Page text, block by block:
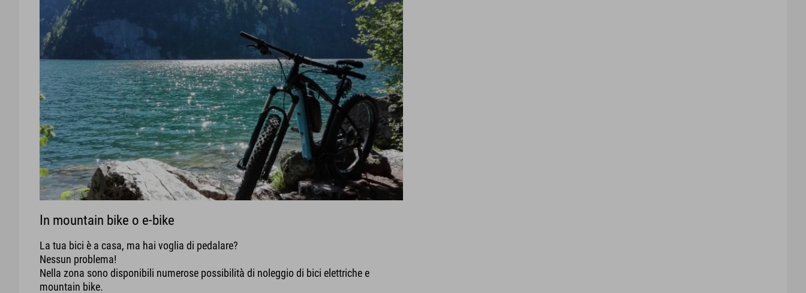
In mountain bike o e-bike
La tua bici è a casa, ma hai voglia di pedalare?
Nessun problema!
Nella zona sono disponibili numerose possibilità di noleggio di bici elettriche e
mountain bike.